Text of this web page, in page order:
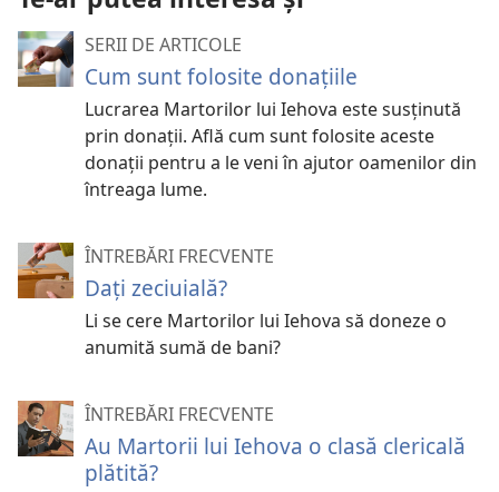
SERII DE ARTICOLE
Cum sunt folosite donațiile
Lucrarea Martorilor lui Iehova este susținută
prin donații. Află cum sunt folosite aceste
donații pentru a le veni în ajutor oamenilor din
întreaga lume.
ÎNTREBĂRI FRECVENTE
Dați zeciuială?
Li se cere Martorilor lui Iehova să doneze o
anumită sumă de bani?
ÎNTREBĂRI FRECVENTE
Au Martorii lui Iehova o clasă clericală
plătită?